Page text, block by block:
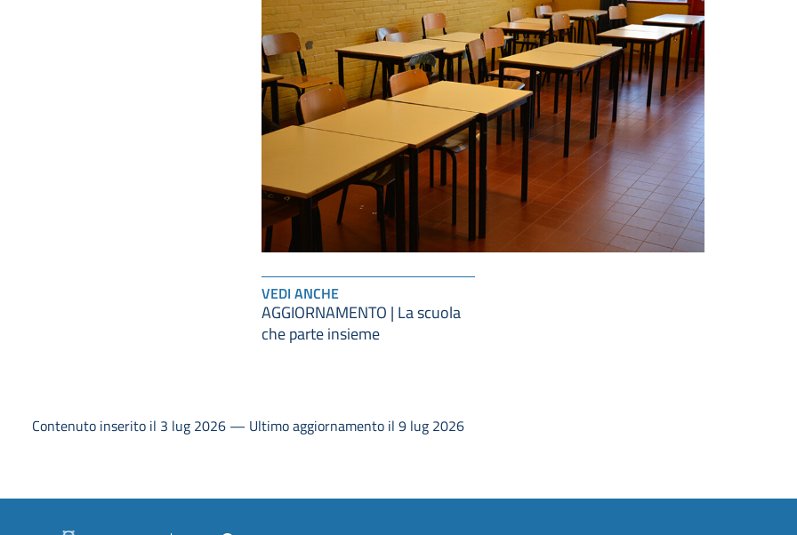
VEDI ANCHE
AGGIORNAMENTO | La scuola
che parte insieme
Contenuto inserito il 3 lug 2026 — Ultimo aggiornamento il 9 lug 2026